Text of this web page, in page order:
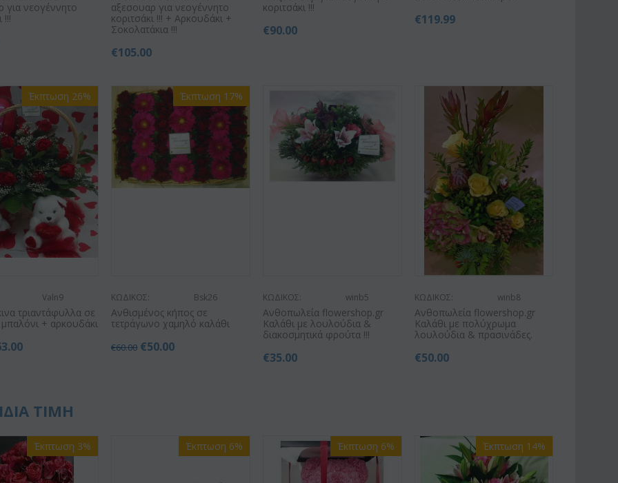
για νεογέννητο
!!!
αξεσουαρ για νεογέννητο
κοριτσάκι !!! + Αρκουδάκι +
Σοκολατάκια !!!
€105.00
κοριτσάκι !!!
€90.00
€119.99
Έκπτωση 26%
Valn9
τριαντάφυλλα σε
+ αρκουδάκι
Έκπτωση 17%
ΚΩΔΙΚΟΣ: Bsk26
Ανθισμένος κήπος σε
τετράγωνο χαμηλό καλάθι
€60.00 €50.00
ΚΩΔΙΚΟΣ: winb5
Ανθοπωλεία flowershop.gr
Καλάθι με λουλούδια &
διακοσμητικά φρούτα !!!
€35.00
ΚΩΔΙΚΟΣ: winb8
Ανθοπωλεία flowershop.gr
Καλάθι με πολύχρωμα
λουλούδια & πρασινάδες.
€50.00
ΤΙΜΗ
Έκπτωση 3% Έκπτωση 6% Έκπτωση 6% Έκπτωση 14%